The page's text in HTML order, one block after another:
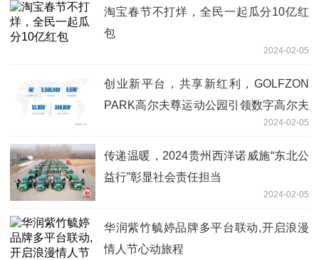
淘宝春节不打烊，全民一起瓜分10亿红
包
2024-02-05
创业新平台，共享新红利，GOLFZON
PARK高尔夫尊运动公园引领数字高尔夫
2024-02-05
传递温暖，2024贵州西洋诺威施“东北公
益行”彰显社会责任担当
2024-02-05
华润紫竹毓婷品牌多平台联动,开启浪漫
情人节心动旅程